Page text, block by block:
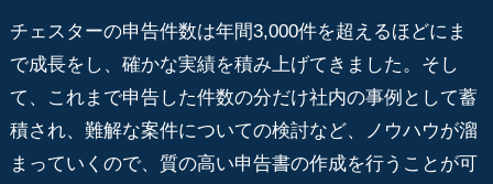
チェスターの申告件数は年間3,000件を超えるほどにま
で成長をし、確かな実績を積み上げてきました。そし
て、これまで申告した件数の分だけ社内の事例として蓄
積され、難解な案件についての検討など、ノウハウが溜
まっていくので、質の高い申告書の作成を行うことが可